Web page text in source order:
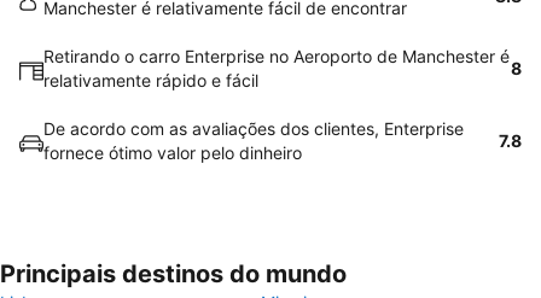
Manchester é relativamente fácil de encontrar
Retirando o carro Enterprise no Aeroporto de Manchester é
relativamente rápido e fácil
8
De acordo com as avaliações dos clientes, Enterprise
fornece ótimo valor pelo dinheiro
7.8
Principais destinos do mundo